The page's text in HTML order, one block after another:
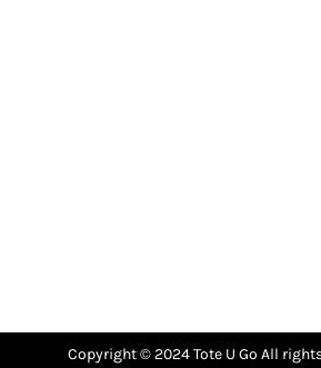
Copyright © 2024 Tote U Go All